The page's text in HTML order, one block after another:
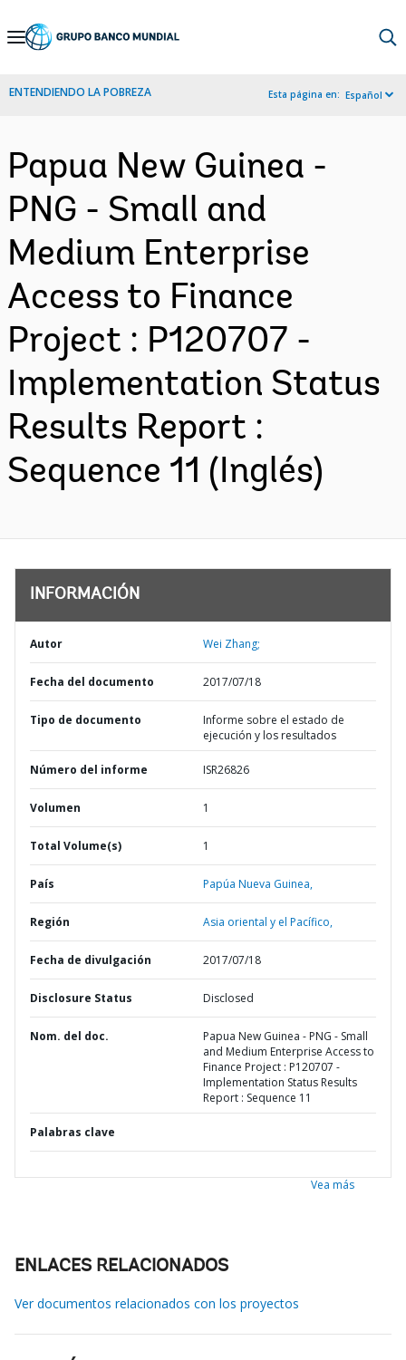
Skip
Navigation
ENTENDIENDO LA POBREZA Esta página en: Español
Papua New Guinea -
PNG - Small and
Medium Enterprise
Access to Finance
Project : P120707 -
Implementation Status
Results Report :
Sequence 11 (Inglés)
INFORMACIÓN
Autor Wei Zhang;
Fecha del documento 2017/07/18
Tipo de documento
Informe sobre el estado de
ejecución y los resultados
Número del informe ISR26826
Volumen 1
Total Volume(s) 1
País Papúa Nueva Guinea,
Región Asia oriental y el Pacífico,
Fecha de divulgación 2017/07/18
Disclosure Status Disclosed
Nom. del doc.
Papua New Guinea - PNG - Small
and Medium Enterprise Access to
Finance Project : P120707 -
Implementation Status Results
Report : Sequence 11
Palabras clave
Vea más
ENLACES RELACIONADOS
Ver documentos relacionados con los proyectos